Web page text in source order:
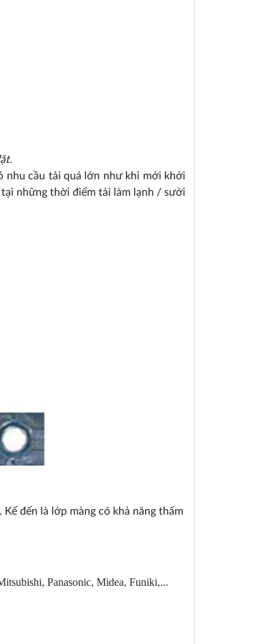
nhu cầu tải quá lớn như khi mới khởi
tại những thời điểm tải làm lạnh / sưởi
đến là lớp màng có khả năng thấm
Panasonic, Midea, Funiki,...